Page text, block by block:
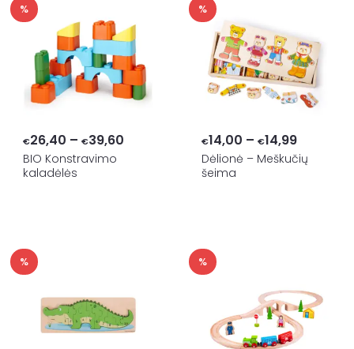
%
€26,40 – €39,60Price
BIO Konstravimo
kaladėlės
%
€14,00 – €14,99Price
range:
Dėlionė – Meškučių
šeima
% %